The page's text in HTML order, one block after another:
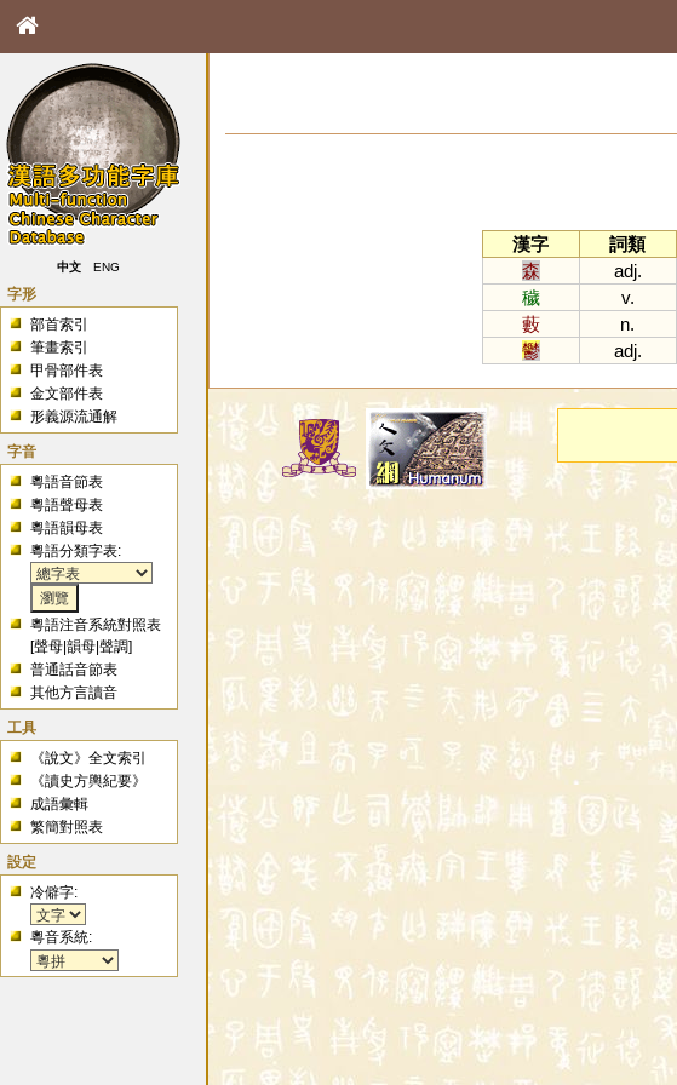
中文 ENG
字形
部首索引
筆畫索引
甲骨部件表
金文部件表
形義源流通解
字音
粵語音節表
粵語聲母表
粵語韻母表
粵語分類字表:
粵語注音系統對照表
[聲母 |韻母 |聲調]
普通話音節表
其他方言讀音
工具
《說文》全文索引
《讀史方輿紀要》
成語彙輯
繁簡對照表
設定
冷僻字:
粵音系統:
漢字
詞類
森
adj.
穢
v.
藪
n.
鬱
adj.